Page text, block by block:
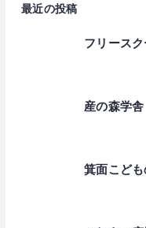
最近の投稿
フリース
産の森学
箕面こど